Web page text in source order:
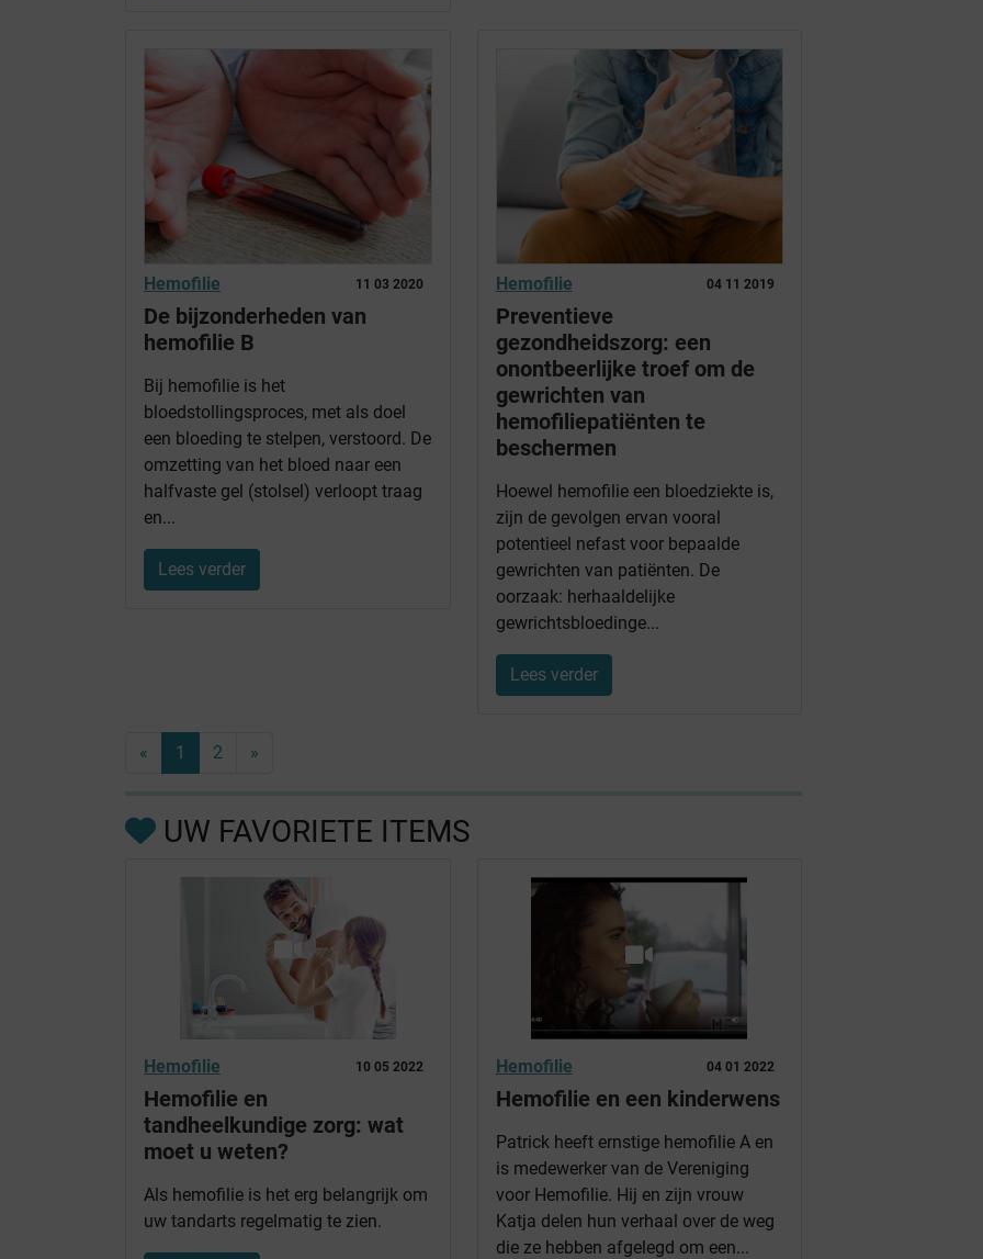
11 03 2020
Hemofilie
De bijzonderheden van
hemofilie B
Bij hemofilie is het
bloedstollingsproces, met als doel
een bloeding te stelpen, verstoord. De
omzetting van het bloed naar een
halfvaste gel (stolsel) verloopt traag
en...
Lees verder
04 11 2019
Hemofilie
Preventieve
gezondheidszorg: een
onontbeerlijke troef om de
gewrichten van
hemofiliepatiënten te
beschermen
Hoewel hemofilie een bloedziekte is,
zijn de gevolgen ervan vooral
potentieel nefast voor bepaalde
gewrichten van patiënten. De
oorzaak: herhaaldelijke
gewrichtsbloedinge...
Lees verder
« 1 2 »
UW FAVORIETE ITEMS
10 05 2022
Hemofilie
Hemofilie en
tandheelkundige zorg: wat
moet u weten?
Als hemofilie is het erg belangrijk om
uw tandarts regelmatig te zien.
04 01 2022
Hemofilie
Hemofilie en een kinderwens
Patrick heeft ernstige hemofilie A en
is medewerker van de Vereniging
voor Hemofilie. Hij en zijn vrouw
Katja delen hun verhaal over de weg
die ze hebben afgelegd om een...